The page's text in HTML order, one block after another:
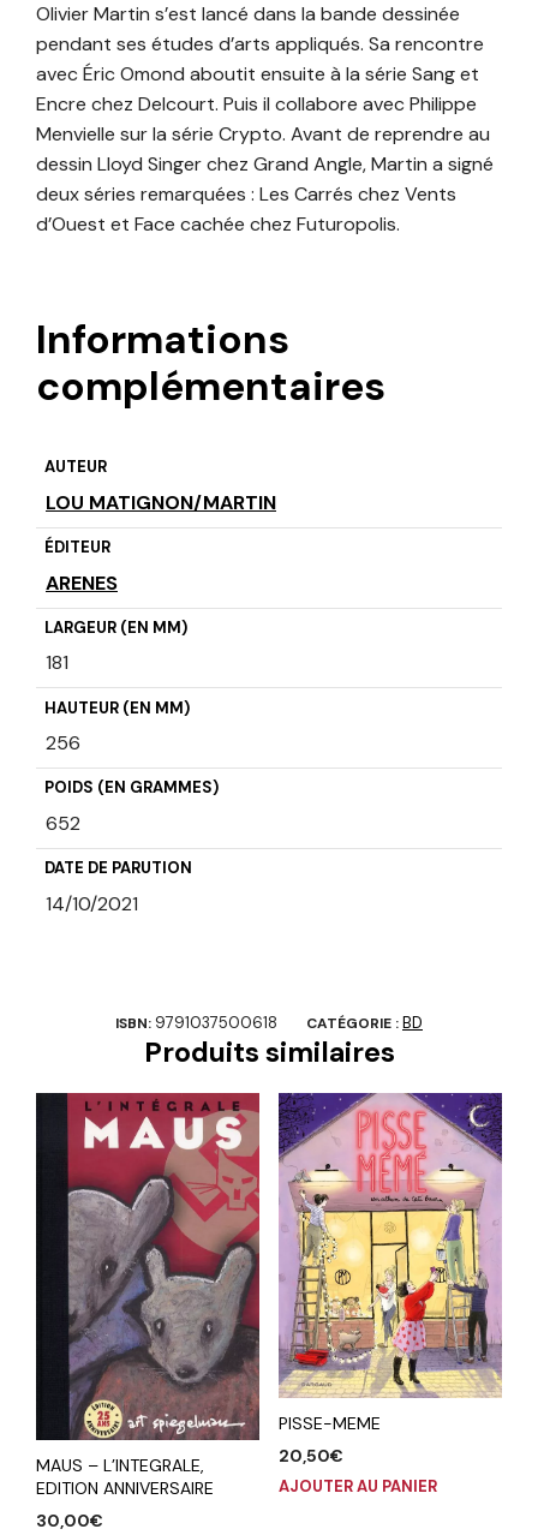
Olivier Martin s’est lancé dans la bande dessinée
pendant ses études d’arts appliqués. Sa rencontre
avec Éric Omond aboutit ensuite à la série Sang et
Encre chez Delcourt. Puis il collabore avec Philippe
Menvielle sur la série Crypto. Avant de reprendre au
dessin Lloyd Singer chez Grand Angle, Martin a signé
deux séries remarquées : Les Carrés chez Vents
d’Ouest et Face cachée chez Futuropolis.
Informations
complémentaires
AUTEUR
LOU MATIGNON/MARTIN
ÉDITEUR
ARENES
LARGEUR (EN MM)
181
HAUTEUR (EN MM)
256
POIDS (EN GRAMMES)
652
DATE DE PARUTION
14/10/2021
ISBN: 9791037500618 CATÉGORIE :BD
Produits similaires
MAUS – L’INTEGRALE,
EDITION ANNIVERSAIRE
30,00€
PISSE-MEME
20,50€
AJOUTER AU PANIER